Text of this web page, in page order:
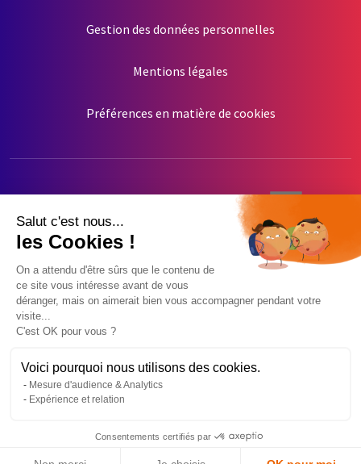
Gestion des données personnelles
Mentions légales
Préférences en matière de cookies
Salut c'est nous...
les Cookies !
On a attendu d'être sûrs que le contenu de
ce site vous intéresse avant de vous
déranger, mais on aimerait bien vous accompagner pendant votre
visite...
C'est OK pour vous ?
Voici pourquoi nous utilisons des cookies.
Mesure d'audience & Analytics
Expérience et relation
Consentements certifiés par